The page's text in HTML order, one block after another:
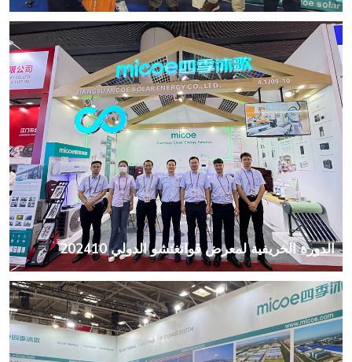
الدورة الخريفية لمعرض قوانغتشو الدولي 202410